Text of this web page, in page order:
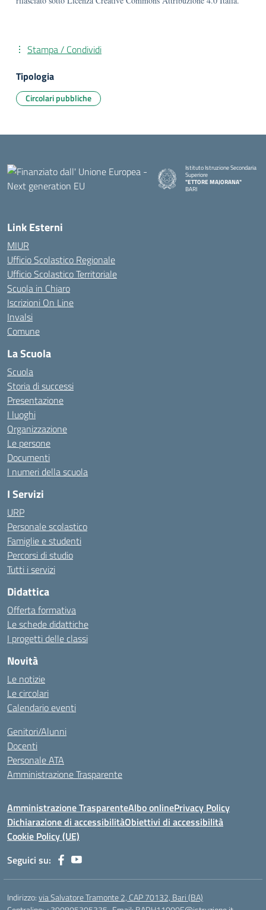
Stampa / Condividi
Tipologia
Circolari pubbliche
Istituto Istruzione Secondaria
Superiore
"ETTORE MAJORANA"
BARI
Link Esterni
MIUR
Ufficio Scolastico Regionale
Ufficio Scolastico Territoriale
Scuola in Chiaro
Iscrizioni On Line
Invalsi
Comune
La Scuola
Scuola
Storia di successi
Presentazione
I luoghi
Organizzazione
Le persone
Documenti
I numeri della scuola
I Servizi
URP
Personale scolastico
Famiglie e studenti
Percorsi di studio
Tutti i servizi
Didattica
Offerta formativa
Le schede didattiche
I progetti delle classi
Novità
Le notizie
Le circolari
Calendario eventi
Genitori/Alunni
Docenti
Personale ATA
Amministrazione Trasparente
Amministrazione TrasparenteAlbo onlinePrivacy Policy
Dichiarazione di accessibilitàObiettivi di accessibilità
Cookie Policy (UE)
Seguici su:
Indirizzo:via Salvatore Tramonte 2, CAP 70132, Bari (BA)